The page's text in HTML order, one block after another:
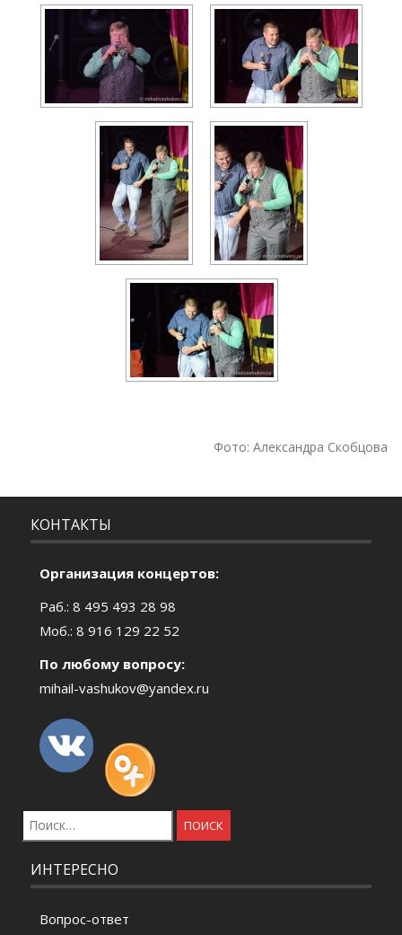
Фото: Александра Скобцова
КОНТАКТЫ
Организация концертов:
Раб.: 8 495 493 28 98
Моб.: 8 916 129 22 52
По любому вопросу:
mihail-vashukov@yandex.ru
Найти:
ИНТЕРЕСНО
Вопрос-ответ